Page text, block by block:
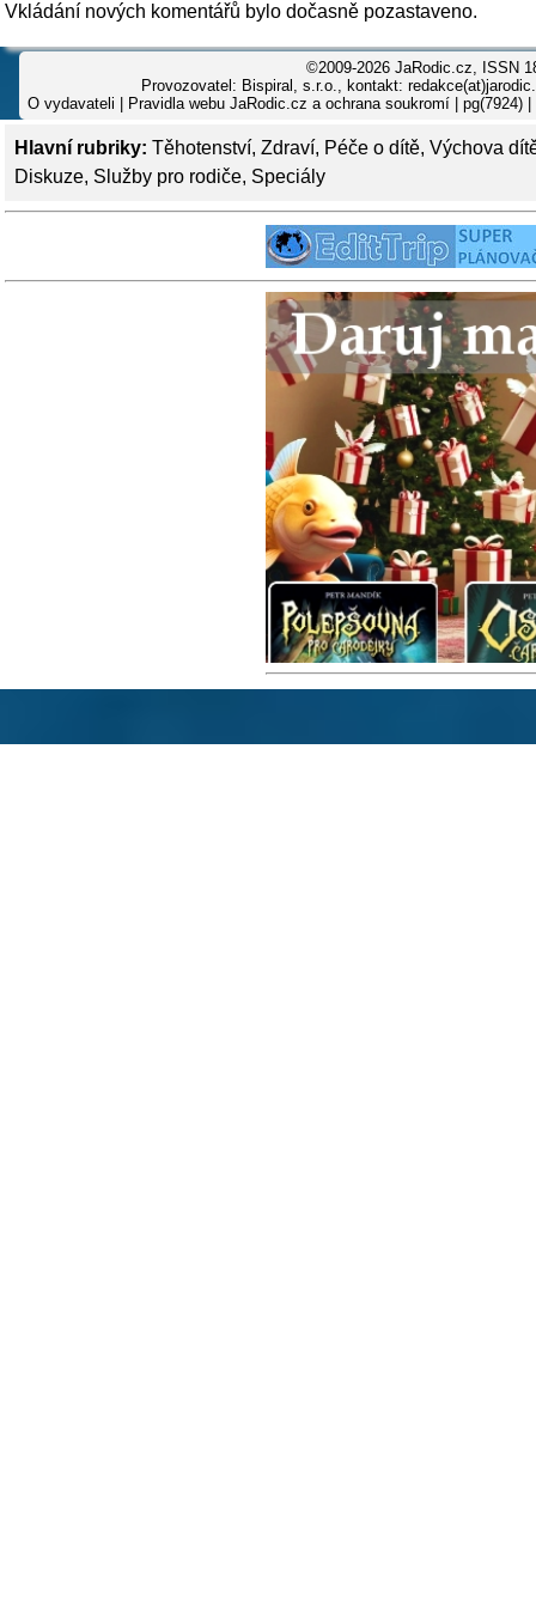
Hlavní rubriky: Těhotenství, Zdraví, Péče o dítě, Výchova
Diskuze, Služby pro rodiče, Speciály
Vkládání nových komentářů bylo dočasně pozastaveno.
©2009-2026 JaRodic.cz, ISSN
Provozovatel: Bispiral, s.r.o., kontakt:
O vydavateli
Pravidla webu JaRodic.cz a ochrana soukromí | pg(7924) |